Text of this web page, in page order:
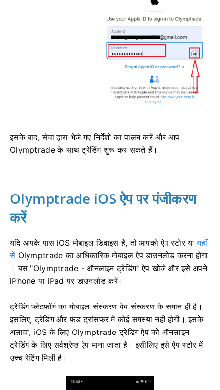
इसके बाद, सेवा द्वारा भेजे गए निर्देशों का पालन करें और आप
Olymptrade के साथ ट्रेडिंग शुरू कर सकते हैं।
Olymptrade iOS ऐप पर पंजीकरण
करें
यदि आपके पास iOS मोबाइल डिवाइस है, तो आपको ऐप स्टोर यायहाँ
से Olymptrade का आधिकारिक मोबाइल ऐप डाउनलोड करना होगा
। बस "Olymptrade - ऑनलाइन ट्रेडिंग" ऐप खोजें और इसे अपने
iPhone या iPad पर डाउनलोड करें।
ट्रेडिंग प्लेटफॉर्म का मोबाइल संस्करण वेब संस्करण के समान ही है।
इसलिए, ट्रेडिंग और फंड ट्रांसफर में कोई समस्या नहीं होगी। इसके
अलावा, iOS के लिए Olymptrade ट्रेडिंग ऐप को ऑनलाइन
ट्रेडिंग के लिए सर्वश्रेष्ठ ऐप माना जाता है। इसीलिए इसे ऐप स्टोर में
उच्च रेटिंग मिली है।